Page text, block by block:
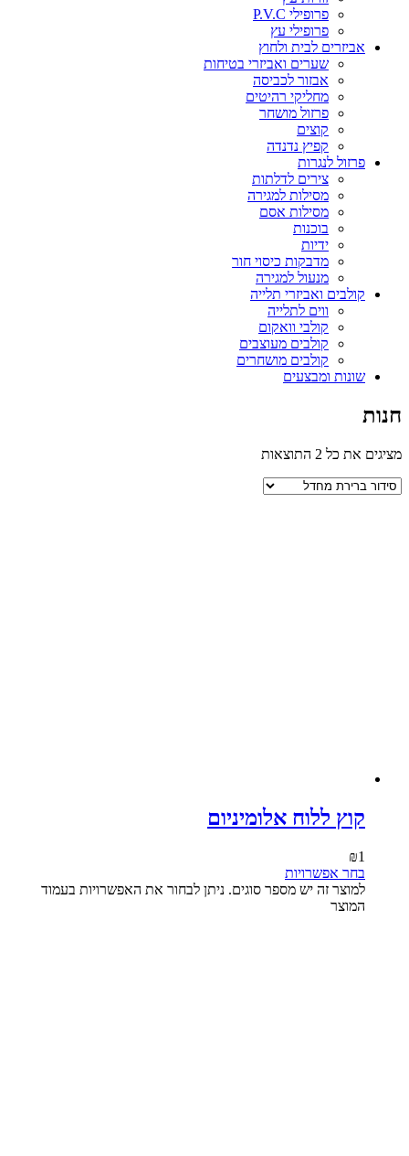
פרופילי P.V.C
פרופילי עץ
אביזרים לבית ולחוץ
שערים ואביזרי בטיחות
אבזור לכביסה
מחליקי רהיטים
פרזול מושחר
קוצים
קפיץ נדנדה
פרזול לנגרות
צירים לדלתות
מסילות למגירה
מסילות אסם
בוכנות
ידיות
מדבקות כיסוי חור
מנעול למגירה
קולבים ואביזרי תלייה
ווים לתלייה
קולבי וואקום
קולבים מעוצבים
קולבים מושחרים
שונות ומבצעים
חנות
מציגים את כל ⁦2⁩ התוצאות
קוץ ללוח אלומיניום
₪1
בחר אפשרויות
למוצר זה יש מספר סוגים. ניתן לבחור את האפשרויות בעמוד
המוצר